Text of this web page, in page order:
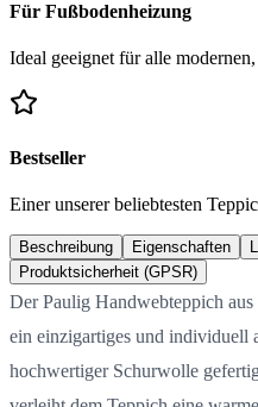
Für Fußbodenheizung
Ideal geeignet für alle
Bestseller
Einer unserer beliebtesten
Beschreibung Eigenschaften
Produktsicherheit (GPSR)
Der Paulig Handwebteppich
ein einzigartiges und individuell
hochwertiger Schurwolle